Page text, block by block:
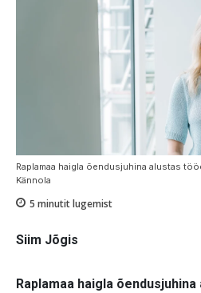
Raplamaa haigla õendusjuhina alustas
Kännola
5 minutit lugemist
Siim Jõgis
Raplamaa haigla